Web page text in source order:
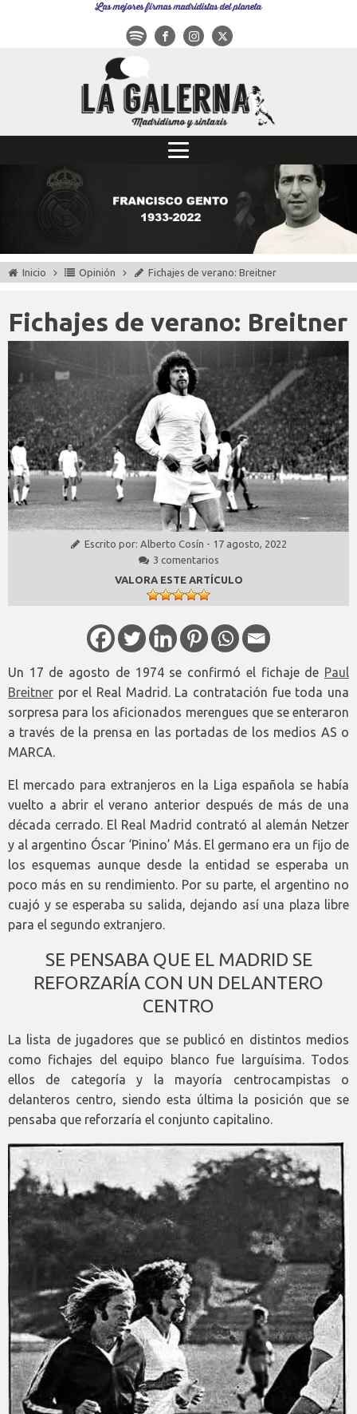
Las mejores firmas madridistas del planeta
Inicio Opinión Fichajes de verano: Breitner
Fichajes de verano: Breitner
Escrito por: Alberto Cosín - 17 agosto, 2022
3 comentarios
VALORA ESTE ARTÍCULO
Un 17 de agosto de 1974 se confirmó el fichaje de Paul
Breitner por el Real Madrid. La contratación fue toda una
sorpresa para los aficionados merengues que se enteraron
a través de la prensa en las portadas de los medios AS o
MARCA.
El mercado para extranjeros en la Liga española se había
vuelto a abrir el verano anterior después de más de una
década cerrado. El Real Madrid contrató al alemán Netzer
y al argentino Óscar ‘Pinino’ Más. El germano era un fijo de
los esquemas aunque desde la entidad se esperaba un
poco más en su rendimiento. Por su parte, el argentino no
cuajó y se esperaba su salida, dejando así una plaza libre
para el segundo extranjero.
SE PENSABA QUE EL MADRID SE
REFORZARÍA CON UN DELANTERO
CENTRO
La lista de jugadores que se publicó en distintos medios
como fichajes del equipo blanco fue larguísima. Todos
ellos de categoría y la mayoría centrocampistas o
delanteros centro, siendo esta última la posición que se
pensaba que reforzaría el conjunto capitalino.